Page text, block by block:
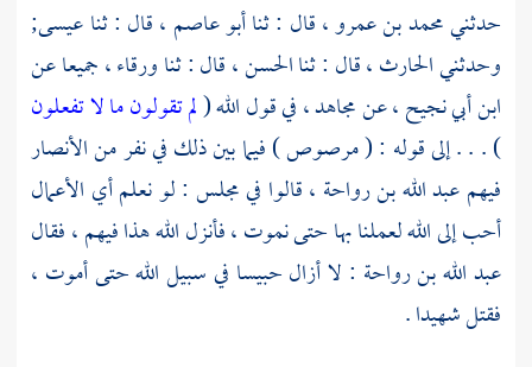
حدثنيمحمد بن عمرو ،قال : ثناأبو عاصم ،قال : ثناعيسى;
وحدثنيالحارث ،قال : ثناالحسن ،قال : ثناورقاء ،جميعا عن
ابن أبي نجيح ،عنمجاهد ،في قول الله (لم تقولون ما لا تفعلون
) . . . إلى قوله : ( مرصوص ) فيما بين ذلك في نفر منالأنصار
فيهمعبد الله بن رواحة ،قالوا في مجلس : لو نعلم أي الأعمال
أحب إلى الله لعملنا بها حتى نموت ، فأنزل الله هذا فيهم ، فقال
عبد الله بن رواحة : لا أزال حبيسا في سبيل الله حتى أموت ،
فقتل شهيدا .